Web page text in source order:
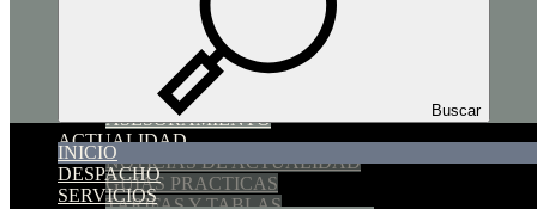
Buscar
INICIO
DESPACHO
SERVICIOS
SUCESIONES Y DONACIONES
HIPOTECARIO y COMPRAVENTA
IMPUESTO DE TRANSMISIONES
FAMILIA
SOCIEDADES
ASESORAMIENTO
ACTUALIDAD
NOTICIAS DE ACTUALIDAD
GUIAS PRACTICAS
TARIFAS Y TABLAS